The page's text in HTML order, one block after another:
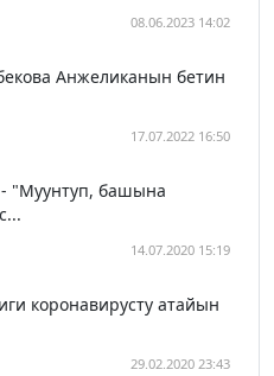
08.06.2023 14:02
Анжеликанын бетин
17.07.2022 16:50
"Муунтуп, башына
14.07.2020 15:19
коронавирусту атайын
29.02.2020 23:43